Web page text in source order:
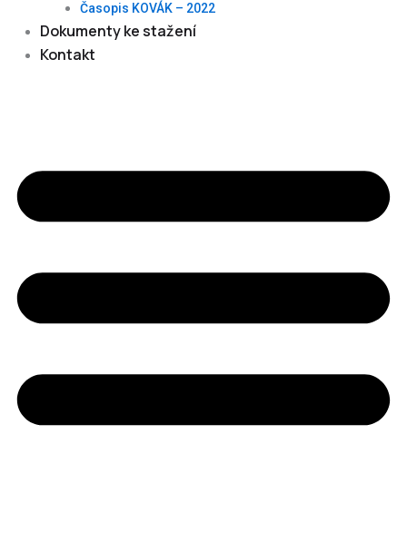
Časopis KOVÁK – 2022
Dokumenty ke stažení
Kontakt